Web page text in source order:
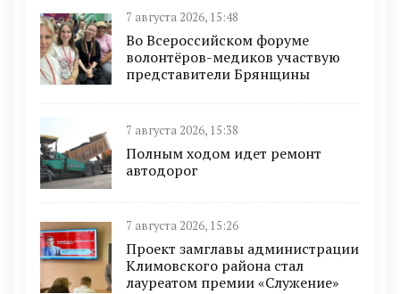
7 августа 2026, 15:48
Во Всероссийском форуме
волонтёров-медиков участвую
представители Брянщины
7 августа 2026, 15:38
Полным ходом идет ремонт
автодорог
7 августа 2026, 15:26
Проект замглавы администрации
Климовского района стал
лауреатом премии «Служение»